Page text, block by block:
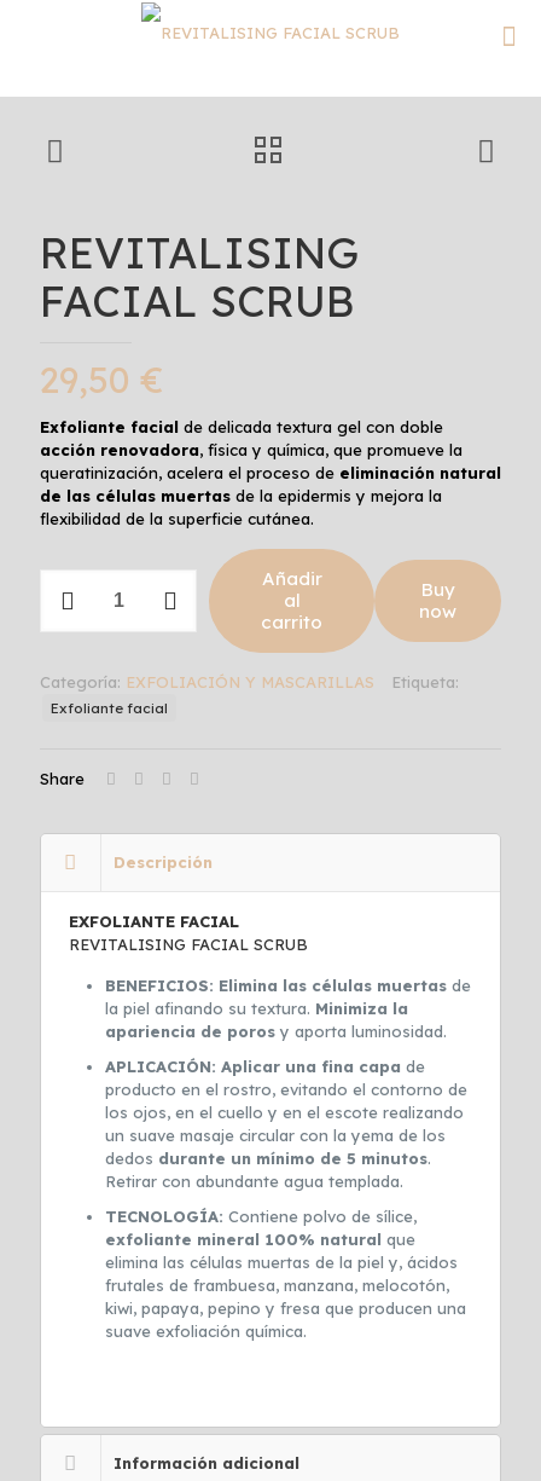
REVITALISING
FACIAL SCRUB
29,50 €
Exfoliante facial de delicada textura gel con doble
acción renovadora, física y química, que promueve la
queratinización, acelera el proceso de eliminación natural
de las células muertas de la epidermis y mejora la
flexibilidad de la superficie cutánea.
Añadir
al
carrito
Buy
now
Categoría: EXFOLIACIÓN Y MASCARILLAS Etiqueta:
Exfoliante facial
Share
Descripción
EXFOLIANTE FACIAL
REVITALISING FACIAL SCRUB
BENEFICIOS: Elimina las células muertas de
la piel afinando su textura. Minimiza la
apariencia de porosy aporta luminosidad.
APLICACIÓN: Aplicar una fina capa de
producto en el rostro, evitando el contorno de
los ojos, en el cuello y en el escote realizando
un suave masaje circular con la yema de los
dedos durante un mínimo de 5 minutos.
Retirar con abundante agua templada.
TECNOLOGÍA: Contiene polvo de sílice,
exfoliante mineral 100% natural que
elimina las células muertas de la piel y, ácidos
frutales de frambuesa, manzana, melocotón,
kiwi, papaya, pepino y fresa que producen una
suave exfoliación química.
Información adicional